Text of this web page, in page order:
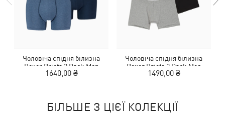
Чоловіча спідня білизна
Boxer Briefs 2 Pack Men
1640,00 ₴
Чоловіча спідня білизна
Boxer Briefs 2 Pack Men
1490,00 ₴
БІЛЬШЕ З ЦІЄЇ КОЛЕКЦІЇ